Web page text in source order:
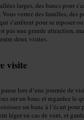
larges, des bancs pour
verrez des familles, des
s’arrêtent pour se reposer
pas une grande attraction,
deux visites.
visite
lors d’une journée de
sur un banc et regardez le
un banc à l’écart pour
léger en cas de vent, et